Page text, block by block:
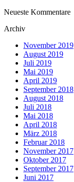
Neueste Kommentare
Archiv
November 2019
August 2019
Juli 2019
Mai 2019
April 2019
September 2018
August 2018
Juli 2018
Mai 2018
April 2018
März 2018
Februar 2018
November 2017
Oktober 2017
September 2017
Juni 2017